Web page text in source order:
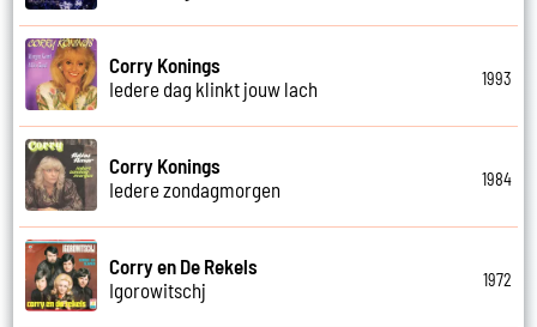
Corry Konings
Iedere dag klinkt jouw lach
1993
Corry Konings
Iedere zondagmorgen
1984
Corry en De Rekels
Igorowitschj
1972